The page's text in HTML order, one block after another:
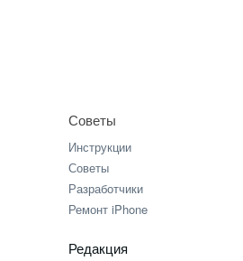
Советы
Инструкции
Советы
Разработчики
Ремонт iPhone
Редакция